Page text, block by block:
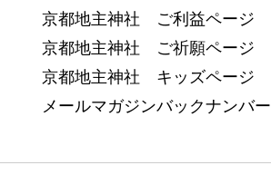
京都地主神社 ご利益ページ
京都地主神社 ご祈願ページ
京都地主神社 キッズページ
メールマガジンバックナンバー